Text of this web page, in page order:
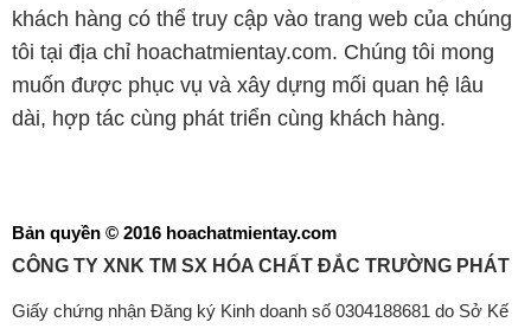
khách hàng có thể truy cập vào trang web của chúng
tôi tại địa chỉ hoachatmientay.com. Chúng tôi mong
muốn được phục vụ và xây dựng mối quan hệ lâu
dài, hợp tác cùng phát triển cùng khách hàng.
Bản quyền © 2016 hoachatmientay.com
CÔNG TY XNK TM SX HÓA CHẤT ĐẮC TRƯỜNG PHÁT
Giấy chứng nhận Đăng ký Kinh doanh số 0304188681 do Sở Kế